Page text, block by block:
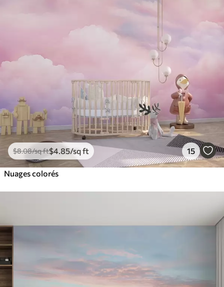
$8.08/sq ft$4 .85/sq ft 15
Nuages colorés